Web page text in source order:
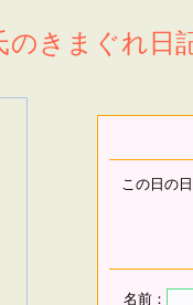
のきまぐれ日
この日の
名前：